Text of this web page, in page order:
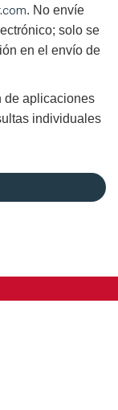
. No envíe
solo se
en el envío de
de aplicaciones
individuales